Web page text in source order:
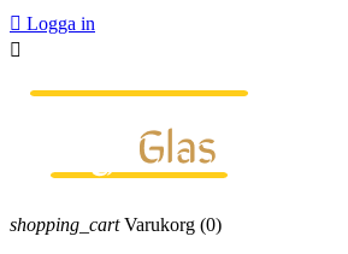
 Logga in

shopping_cart Varukorg (0)